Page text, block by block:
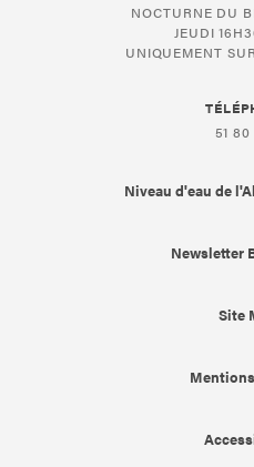
NOCTURNE DU
JEUDI
UNIQUEMENT
51
Niveau d'eau de
Newsletter
Site